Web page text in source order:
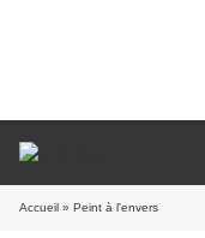
Accueil » Peint à l'envers